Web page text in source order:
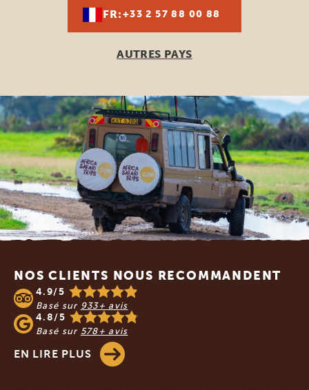
FR:+33 2 57 88 00 88
AUTRES PAYS
NOS CLIENTS NOUS RECOMMANDENT
4.9/5
Basé sur 933+ avis
4.8/5
Basé sur 578+ avis
EN LIRE PLUS